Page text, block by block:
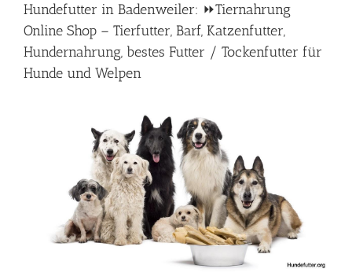
Hundefutter in Badenweiler: ⏩Tiernahrung
Online Shop – Tierfutter, Barf, Katzenfutter,
Hundernahrung, bestes Futter / Tockenfutter für
Hunde und Welpen